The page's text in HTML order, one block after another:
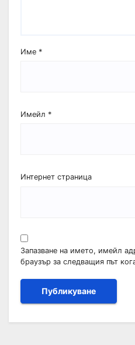
Име *
Имейл *
Интернет страница
Запазване на името, имейл
браузър за следващия път